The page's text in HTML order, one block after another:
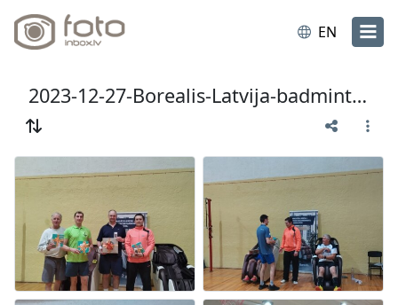
EN
2023-12-27-Borealis-Latvija-badmintons